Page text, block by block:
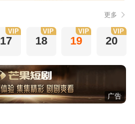
更多
17
VIP
18
VIP
19
VIP
20
VIP
广告